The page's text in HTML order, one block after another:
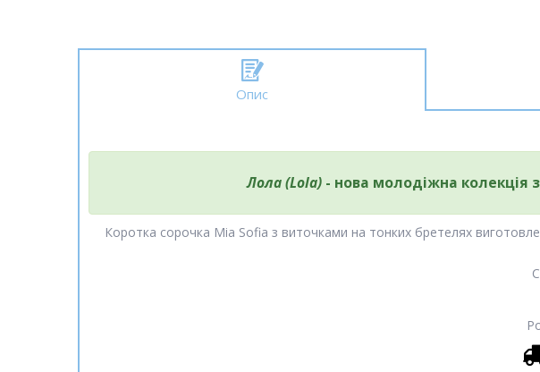
Опис
Лола (Lola) - нова молодіжна
Коротка сорочка Mia Sofia з виточками на тонких бретелях